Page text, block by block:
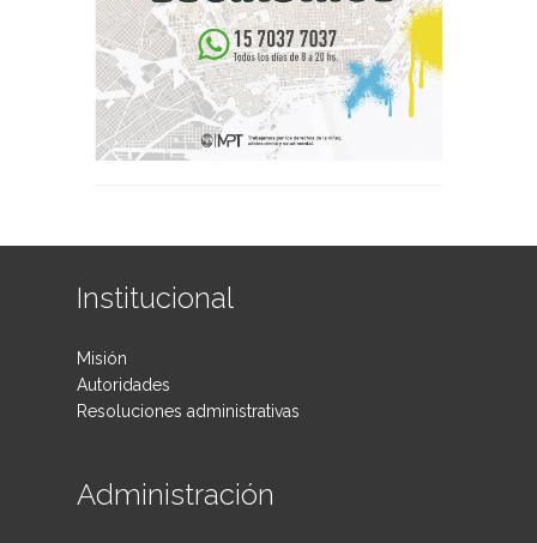
Institucional
Misión
Autoridades
Resoluciones administrativas
Administración